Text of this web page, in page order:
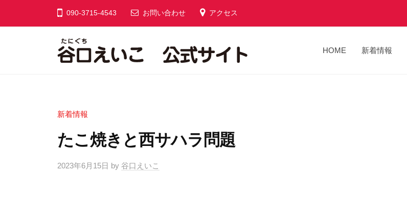
090-3715-4543 お問い合わせ アクセス
こ
と
つ
く
HOME 新着情報
新着情報
たこ焼きと西サハラ問題
2023年6月15日 by 谷口えいこ
口
え
い
こ
イ